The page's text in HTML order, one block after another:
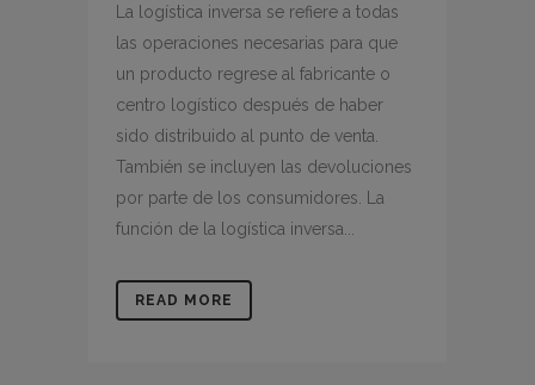
La logística inversa se refiere a todas
las operaciones necesarias para que
un producto regrese al fabricante o
centro logístico después de haber
sido distribuido al punto de venta.
También se incluyen las devoluciones
por parte de los consumidores. La
función de la logística inversa...
READ MORE